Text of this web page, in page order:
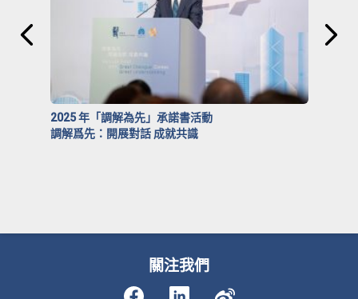
2025 年「調解為先」承諾書活動
調解爲先：開展對話 成就共識
關注我們